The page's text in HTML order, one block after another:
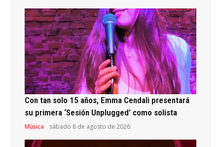
Con tan solo 15 años, Emma Cendali presentará
su primera ‘Sesión Unplugged’ como solista
Música sábado 8 de agosto de 2026